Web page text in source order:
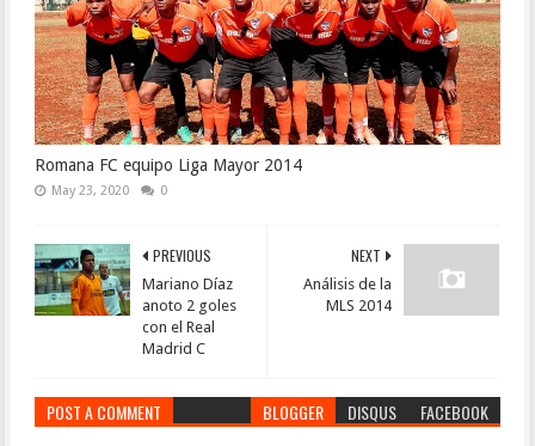
Romana FC equipo Liga Mayor 2014
May 23, 2020 0
NEXT
Análisis de la
MLS 2014
PREVIOUS
Mariano Díaz
anoto 2 goles
con el Real
Madrid C
POST A COMMENT BLOGGER DISQUS FACEBOOK